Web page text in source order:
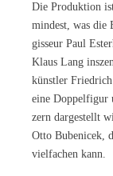
Die Pro­duk­ti­on
min­dest, was die
gis­seur Paul
Klaus Lang
künst­ler
eine Dop­pel­fi­gur
zern dar­ge­stellt
Otto Bu­be­n­icek,
viel­fa­chen kann.